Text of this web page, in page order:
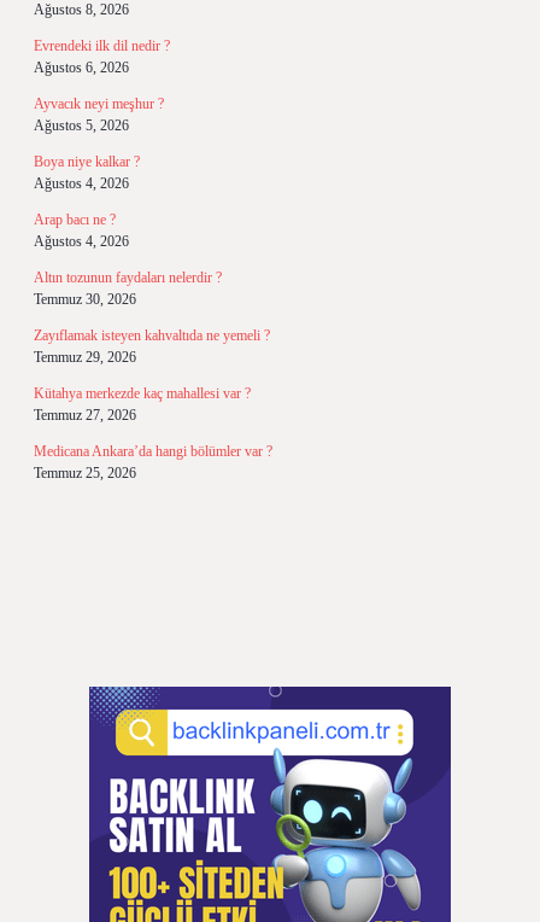
Ağustos 8, 2026
Evrendeki ilk dil nedir ?
Ağustos 6, 2026
Ayvacık neyi meşhur ?
Ağustos 5, 2026
Boya niye kalkar ?
Ağustos 4, 2026
Arap bacı ne ?
Ağustos 4, 2026
Altın tozunun faydaları nelerdir ?
Temmuz 30, 2026
Zayıflamak isteyen kahvaltıda ne yemeli ?
Temmuz 29, 2026
Kütahya merkezde kaç mahallesi var ?
Temmuz 27, 2026
Medicana Ankara’da hangi bölümler var ?
Temmuz 25, 2026